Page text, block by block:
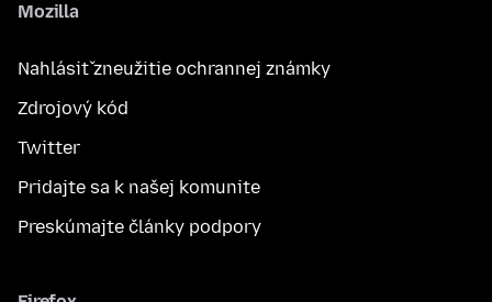
Mozilla
Nahlásiť zneužitie ochrannej známky
Zdrojový kód
Twitter
Pridajte sa k našej komunite
Preskúmajte články podpory